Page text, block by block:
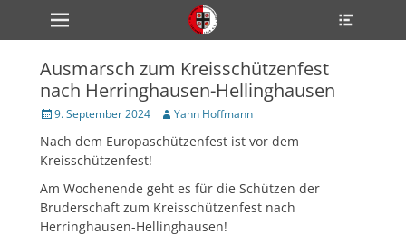
zum
Inhalt
Primärmenü
Ausmarsch zum Kreisschützenfest
nach Herringhausen-Hellinghausen
Veröffentlicht
9. September 2024 Author
Yann Hoffmann
Nach dem Europaschützenfest ist vor dem
Kreisschützenfest!
Am Wochenende geht es für die Schützen der
Bruderschaft zum Kreisschützenfest nach
Herringhausen-Hellinghausen!